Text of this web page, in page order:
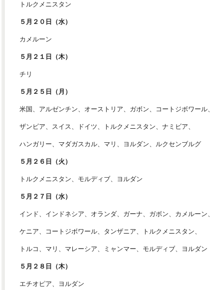
トルクメニスタン
５月２０日（水）
カメルーン
５月２１日（木）
チリ
５月２５日（月）
米国、アルゼンチン、オーストリア、ガボン、コートジボワール、
ザンビア、スイス、ドイツ、トルクメニスタン、ナミビア、
ハンガリー、マダガスカル、マリ、ヨルダン、ルクセンブルグ
５月２６日（火）
トルクメニスタン、モルディブ、ヨルダン
５月２７日（水）
インド、インドネシア、オランダ、ガーナ、ガボン、カメルーン、
ケニア、コートジボワール、タンザニア、トルクメニスタン、
トルコ、マリ、マレーシア、ミャンマー、モルディブ、ヨルダン
５月２８日（木）
エチオピア、ヨルダン